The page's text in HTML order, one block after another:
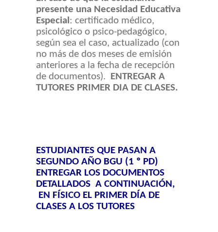
presente una Necesidad Educativa
Especial: certificado médico,
psicológico o psico-pedagógico,
según sea el caso, actualizado (con
no más de dos meses de emisión
anteriores a la fecha de recepción
de documentos). ENTREGAR A
TUTORES PRIMER DIA DE CLASES.
ESTUDIANTES QUE PASAN A
SEGUNDO AÑO BGU (1 º PD)
ENTREGAR LOS DOCUMENTOS
DETALLADOS A CONTINUACIÓN,
EN FÍSICO EL PRIMER DÍA DE
CLASES A LOS TUTORES